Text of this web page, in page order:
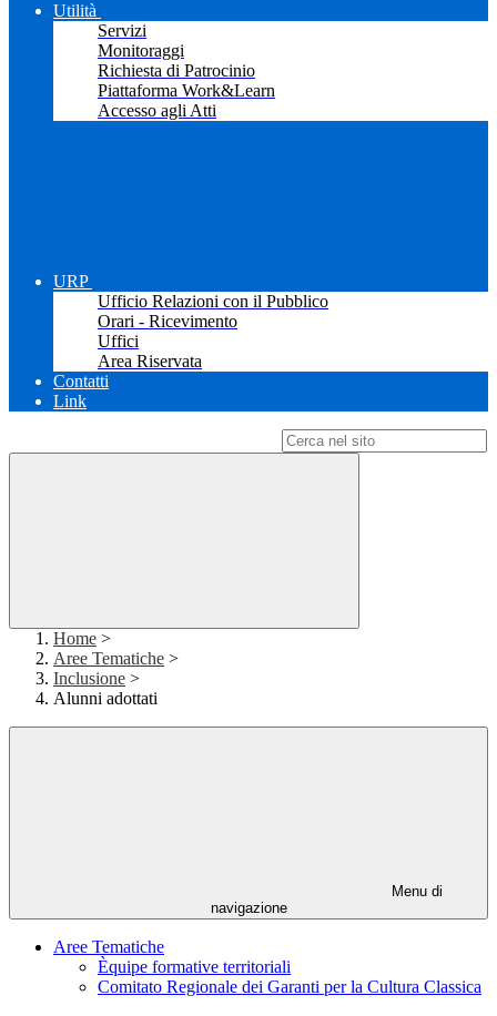
Utilità
Servizi
Monitoraggi
Richiesta di Patrocinio
Piattaforma Work&Learn
Accesso agli Atti
URP
Ufficio Relazioni con il Pubblico
Orari - Ricevimento
Uffici
Area Riservata
Contatti
Link
Home >
Aree Tematiche >
Inclusione >
Alunni adottati
Menu di
navigazione
Aree Tematiche
Èquipe formative territoriali
Comitato Regionale dei Garanti per la Cultura Classica